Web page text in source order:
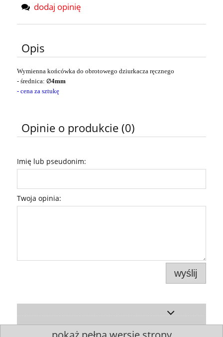
dodaj opinię
Opis
Wymienna końcówka do obrotowego dziurkacza ręcznego
- średnica: Ø4mm
- cena za sztukę
Opinie o produkcie (0)
Imię lub pseudonim:
Twoja opinia:
wyślij